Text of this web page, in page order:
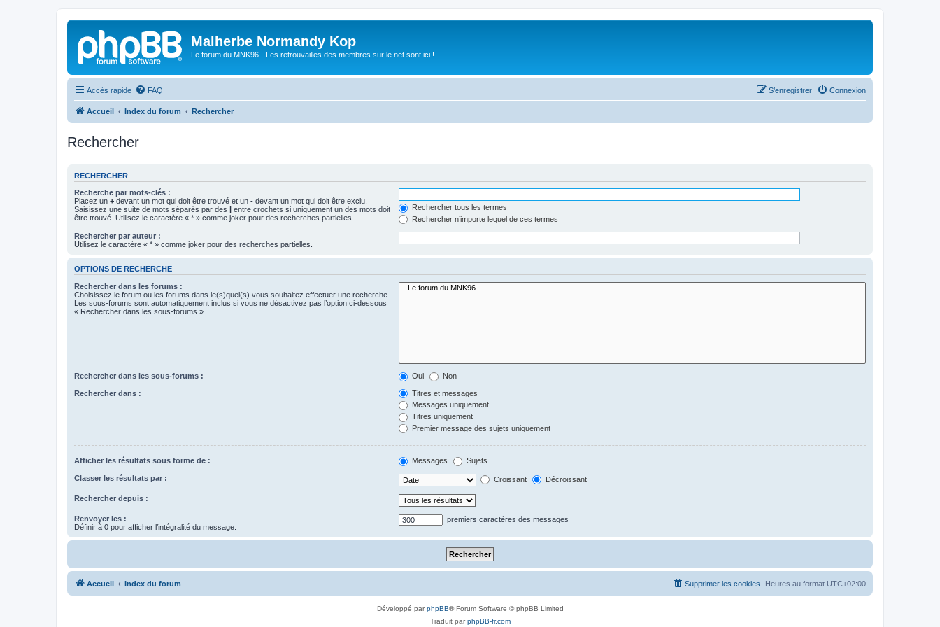
Malherbe Normandy Kop
Le forum du MNK96 - Les retrouvailles des membres sur le net sont ici !
Accès rapide FAQ Connexion
S’enregistrer
Accueil Index du forum Rechercher
Rechercher
RECHERCHER
Recherche par mots-clés :
Placez un + devant un mot qui doit être trouvé et un - devant un mot qui doit être exclu.
Saisissez une suite de mots séparés par des | entre crochets si uniquement un des mots doit
être trouvé. Utilisez le caractère « * » comme joker pour des recherches partielles.
Rechercher tous les termes
Rechercher n’importe lequel de ces termes
Rechercher par auteur :
Utilisez le caractère « * » comme joker pour des recherches partielles.
OPTIONS DE RECHERCHE
Rechercher dans les forums :
Choisissez le forum ou les forums dans le(s)quel(s) vous souhaitez effectuer une recherche.
Les sous-forums sont automatiquement inclus si vous ne désactivez pas l’option ci-dessous
« Rechercher dans les sous-forums ».
Rechercher dans les sous-forums : Oui Non
Rechercher dans :
Titres et messages
Messages uniquement
Titres uniquement
Premier message des sujets uniquement
Afficher les résultats sous forme de : Messages Sujets
Classer les résultats par : Croissant Décroissant
Rechercher depuis :
Renvoyer les :
Définir à 0 pour afficher l’intégralité du message.
premiers caractères des messages
Accueil Index du forum Heures au format UTC+02:00
Supprimer les cookies
Développé parphpBB® Forum Software © phpBB Limited
Traduit parphpBB-fr.com